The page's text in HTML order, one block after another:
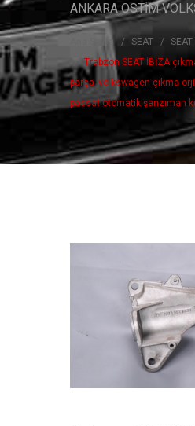
ANKARA OSTİM
Ana Sayfa SEAT
Trabzon SEAT İBİZA
parça_volkswagen çıkma
passat otomatik şanzıman